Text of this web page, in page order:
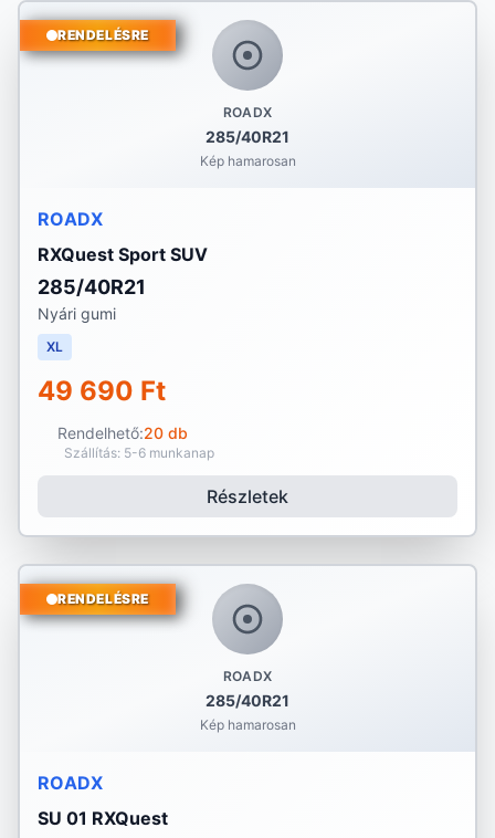
ROADX
285/40R21
Kép hamarosan
RENDELÉSRE
ROADX
RXQuest Sport SUV
285/40R21
Nyári gumi
XL
49 690 Ft
Rendelhető:20 db
Szállítás: 5-6 munkanap
Részletek
ROADX
285/40R21
Kép hamarosan
RENDELÉSRE
ROADX
SU 01 RXQuest